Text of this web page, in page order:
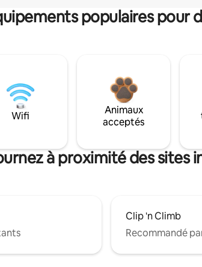
populaires pour
Wifi
Animaux
acceptés
à proximité des sites
Clip 'n Climb
Recommandé